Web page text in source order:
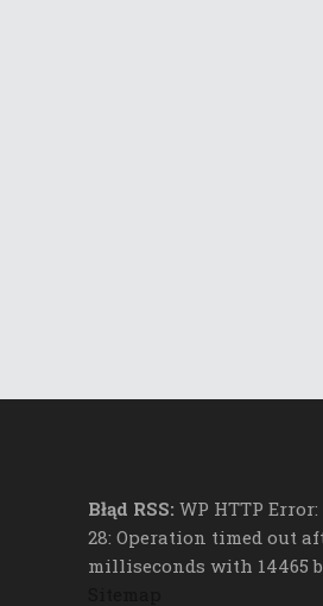
Błąd RSS: WP HTTP
28: Operation timed out
milliseconds with 14465